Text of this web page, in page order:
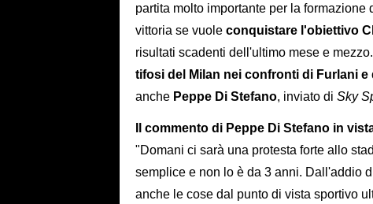
partita molto importante per la
vittoria se vuole conquistare l'obiettivo
risultati scadenti dell'ultimo mese e
tifosi del Milan nei confronti di Furlani e
anche Peppe Di Stefano, inviato di Sky
Il commento di Peppe Di Stefano in
"Domani ci sarà una protesta forte allo
semplice e non lo è da 3 anni. Dall'addio
anche le cose dal punto di vista sportivo